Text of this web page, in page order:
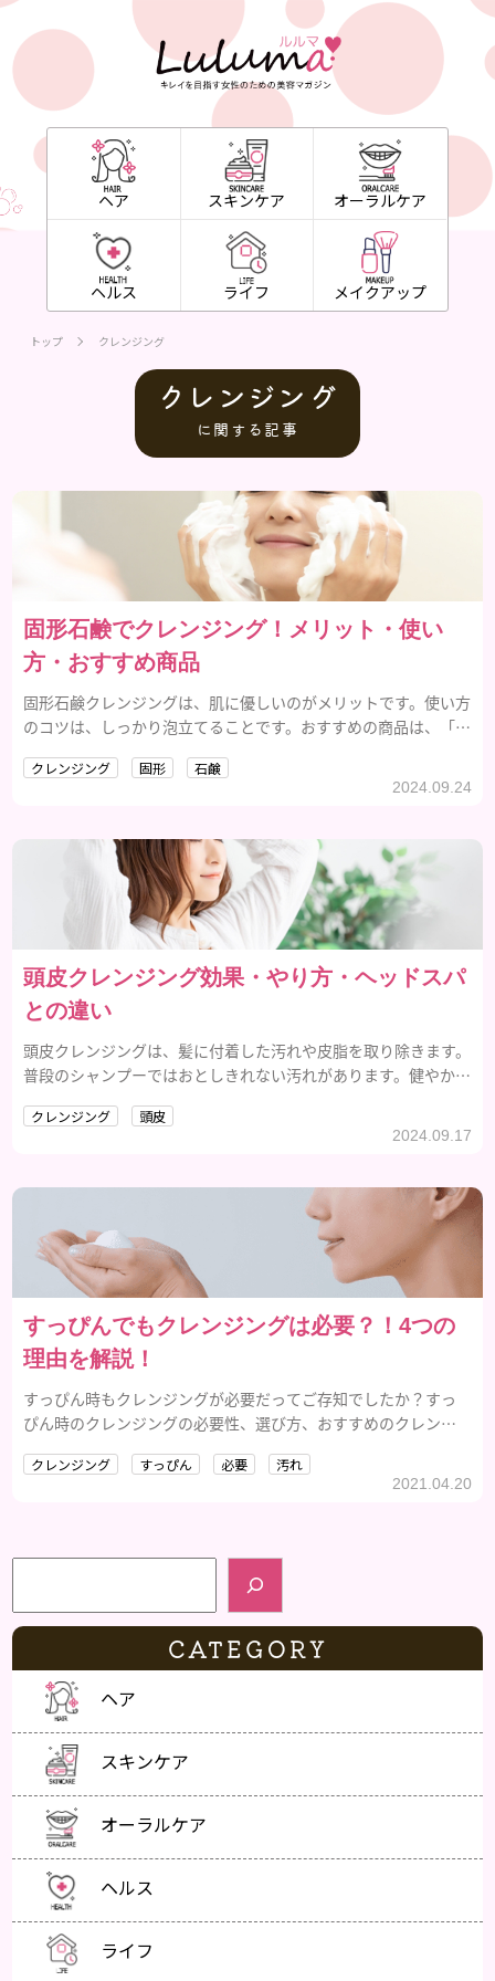
ヘア スキンケア オーラルケア
ヘルス ライフ メイクアップ
トップ クレンジング
クレンジング
に関する記事
固形石鹸でクレンジング！メリット・使い
方・おすすめ商品
固形石鹸クレンジングは、肌に優しいのがメリットです。使い方
のコツは、しっかり泡立てることです。おすすめの商品は、「フ
クレンジング 固形 石鹸
2024.09.24
頭皮クレンジング効果・やり方・ヘッドスパ
との違い
頭皮クレンジングは、髪に付着した汚れや皮脂を取り除きます。
普段のシャンプーではおとしきれない汚れがあります。健やかな
クレンジング 頭皮
2024.09.17
すっぴんでもクレンジングは必要？！4つの
理由を解説！
すっぴん時もクレンジングが必要だってご存知でしたか？すっ
ぴん時のクレンジングの必要性、選び方、おすすめのクレンジ
クレンジング すっぴん 必要 汚れ
2021.04.20
検索
CATEGORY
ヘア
スキンケア
オーラルケア
ヘルス
ライフ